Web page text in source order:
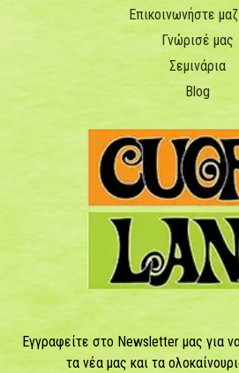
Επικοινωνήστε
Γνώρισέ μας
Σεμινάρια
Blog
Εγγραφείτε στο Newsletter μας για
τα νέα μας και τα